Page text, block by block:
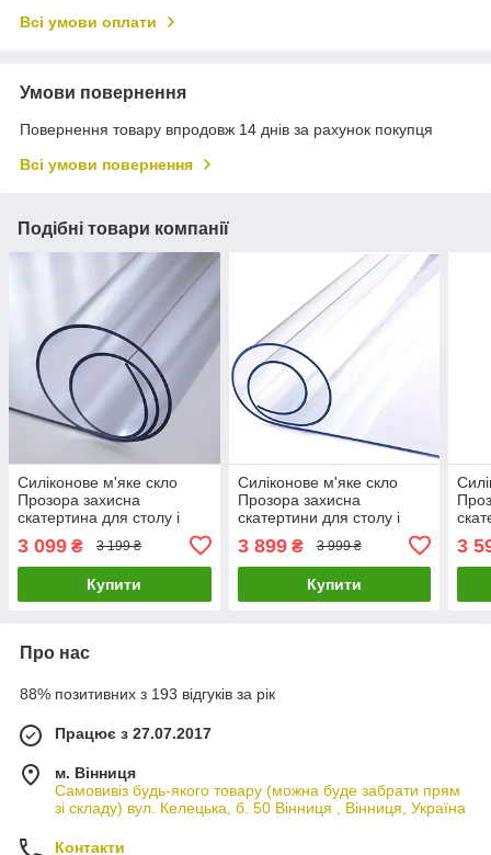
Всі умови оплати
Умови повернення
Повернення товару впродовж 14 днів за рахунок покупця
Всі умови повернення
Подібні товари компанії
Силіконове м'яке скло
Прозора захисна
скатертина для столу і
(3.0х1.0м) товщина 2 мм
3 099 ₴ 3 199 ₴
Купити
Силіконове м'яке скло
Прозора захисна
скатертини для столу і
(1.0х1.0м) товщина 2 мм
3 899₴ 3 999 ₴
Купити
3
Про нас
88% позитивних з 193 відгуків за рік
Працює з 27.07.2017
м. Вінниця
Самовивіз будь-якого товару (можна буде забрати прям
зі складу) вул. Келецька, б. 50 Вінниця , Вінниця, Україна
Контакти